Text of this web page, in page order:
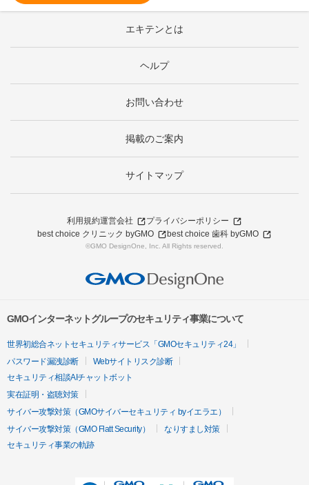
エキテンとは
ヘルプ
お問い合わせ
掲載のご案内
サイトマップ
利用規約運営会社
プライバシーポリシー
best choice クリニック byGMO
best choice 歯科 byGMO
©GMO DesignOne, Inc. All Rights reserved.
GMOインターネットグループのセキュリティ事業について
世界初総合ネットセキュリティサービス「GMOセキュリティ24」
パスワード漏洩診断
Webサイトリスク診断
セキュリティ相談AIチャットボット
実在証明・盗聴対策
サイバー攻撃対策（GMOサイバーセキュリティ byイエラエ）
サイバー攻撃対策（GMO Flatt Security）
なりすまし対策
セキュリティ事業の軌跡